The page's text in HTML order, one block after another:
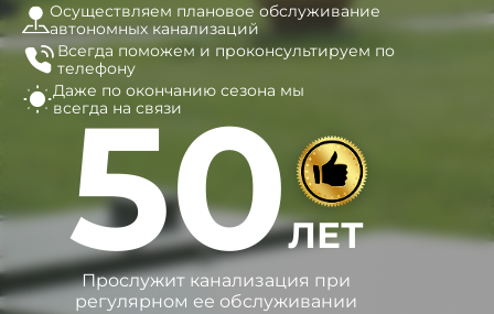
Осуществляем плановое обслуживание
автономных канализаций
Всегда поможем и проконсультируем по
телефону
Даже по окончанию сезона мы
всегда на связи
50ЛЕТ
Прослужит канализация при
регулярном ее обслуживании